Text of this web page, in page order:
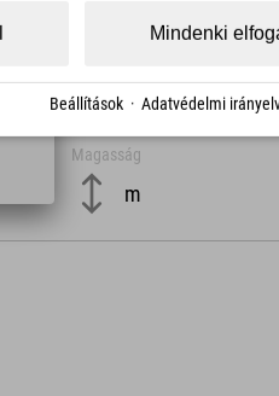
Magasság
m
Mindenki
Beállítások · Adatvédelmi